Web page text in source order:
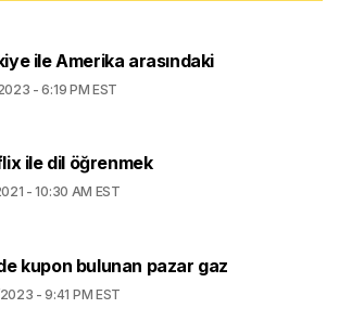
ile Amerika arasındaki
- 6:19 PM EST
ile dil öğrenmek
- 10:30 AM EST
kupon bulunan pazar gaz
- 9:41 PM EST